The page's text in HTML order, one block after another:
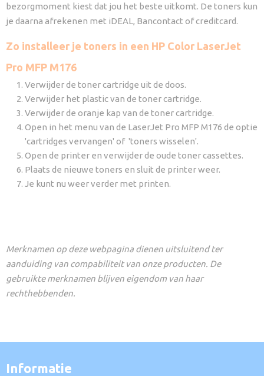
bezorgmoment kiest dat jou het beste uitkomt. De toners kun
je daarna afrekenen met iDEAL, Bancontact of creditcard.
Zo installeer je toners in een HP Color LaserJet
Pro MFP M176
Verwijder de toner cartridge uit de doos.
Verwijder het plastic van de toner cartridge.
Verwijder de oranje kap van de toner cartridge.
Open in het menu van de LaserJet Pro MFP M176 de optie
'cartridges vervangen' of 'toners wisselen'.
Open de printer en verwijder de oude toner cassettes.
Plaats de nieuwe toners en sluit de printer weer.
Je kunt nu weer verder met printen.
Merknamen op deze webpagina dienen uitsluitend ter
aanduiding van compabiliteit van onze producten. De
gebruikte merknamen blijven eigendom van haar
rechthebbenden.
Informatie